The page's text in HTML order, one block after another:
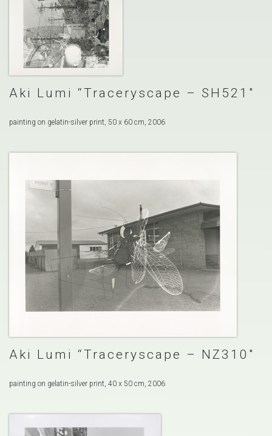
Aki Lumi “Traceryscape – SH521″
painting on gelatin-silver print, 50 x 60 cm, 2006
Aki Lumi “Traceryscape – NZ310″
painting on gelatin-silver print, 40 x 50 cm, 2006